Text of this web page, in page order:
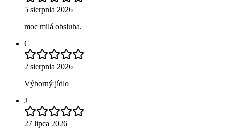
5 sierpnia 2026
moc milá obsluha.
C
2 sierpnia 2026
Výborný jídlo
J
27 lipca 2026